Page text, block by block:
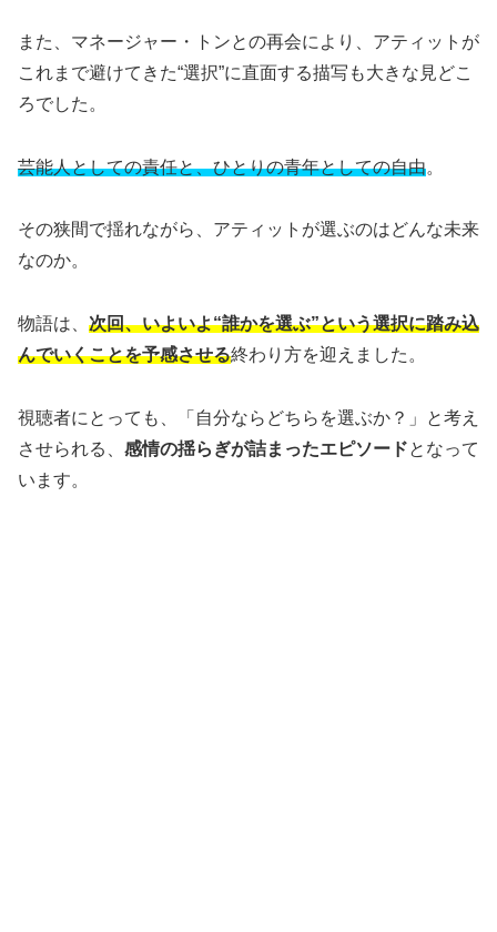
また、マネージャー・トンとの再会により、アティットが
これまで避けてきた“選択”に直面する描写も大きな見どこ
ろでした。
芸能人としての責任と、ひとりの青年としての自由。
その狭間で揺れながら、アティットが選ぶのはどんな未来
なのか。
物語は、 次回、いよいよ“誰かを選ぶ”という選択に踏み込
んでいくことを予感させる終わり方を迎えました。
視聴者にとっても、「自分ならどちらを選ぶか？」と考え
させられる、 感情の揺らぎが詰まったエピソードとなって
います。